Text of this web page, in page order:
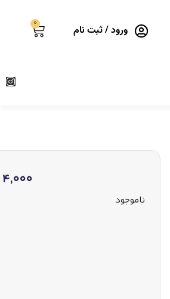
ورود / ثبت نام 0
4,000
ناموجود